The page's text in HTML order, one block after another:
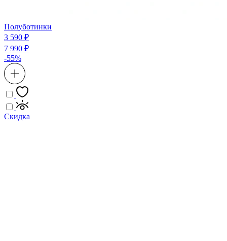
Полуботинки
3 590 ₽
7 990 ₽
-55%
Скидка